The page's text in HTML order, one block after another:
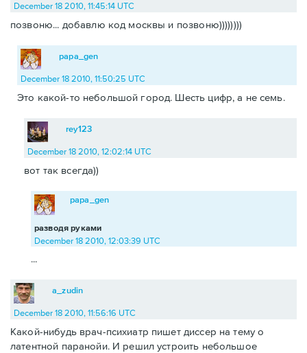
December 18 2010, 11:45:14 UTC
позвоню... добавлю код москвы и позвоню))))))))
papa_gen
December 18 2010, 11:50:25 UTC
Это какой-то небольшой город. Шесть цифр, а не семь.
rey123
December 18 2010, 12:02:14 UTC
вот так всегда))
разводя руками
papa_gen
December 18 2010, 12:03:39 UTC
...
a_zudin
December 18 2010, 11:56:16 UTC
Какой-нибудь врач-психиатр пишет диссер на тему о
латентной паранойи. И решил устроить небольшое